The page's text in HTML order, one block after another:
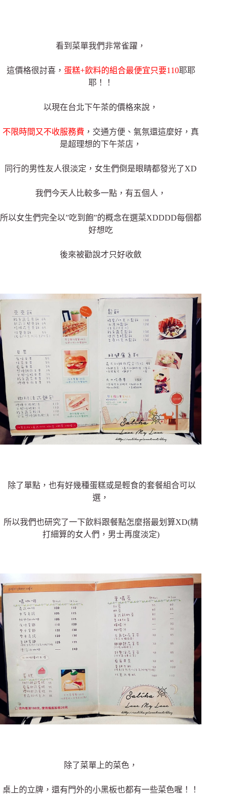
看到菜單我們非常雀躍，
這價格很討喜， 蛋糕+飲料的組合最便宜只要110耶耶
耶！！
以現在台北下午茶的價格來說，
不限時間又不收服務費 ，交通方便、氣氛還這麼好，真
是超理想的下午茶店，
同行的男性友人很淡定，女生們倒是眼睛都發光了XD
我們今天人比較多一點，有五個人，
所以女生們完全以”吃到飽”的概念在選菜XDDDD每個都
好想吃
後來被勸說才只好收斂
除了單點，也有好幾種蛋糕或是輕食的套餐組合可以
選，
所以我們也研究了一下飲料跟餐點怎麼搭最划算XD(精
打細算的女人們，男士再度淡定)
除了菜單上的菜色，
桌上的立牌，還有門外的小黑板也都有一些菜色喔！！